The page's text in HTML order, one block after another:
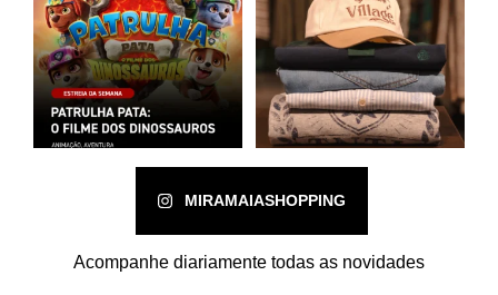
MIRAMAIASHOPPING
Acompanhe diariamente todas as novidades